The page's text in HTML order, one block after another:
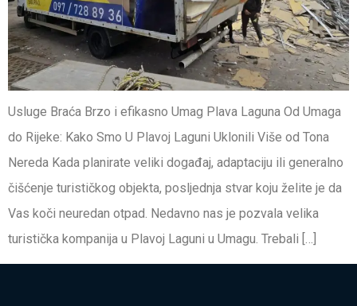
Usluge Braća Brzo i efikasno Umag Plava Laguna Od Umaga
do Rijeke: Kako Smo U Plavoj Laguni Uklonili Više od Tona
Nereda Kada planirate veliki događaj, adaptaciju ili generalno
čišćenje turističkog objekta, posljednja stvar koju želite je da
Vas koči neuredan otpad. Nedavno nas je pozvala velika
turistička kompanija u Plavoj Laguni u Umagu. Trebali […]